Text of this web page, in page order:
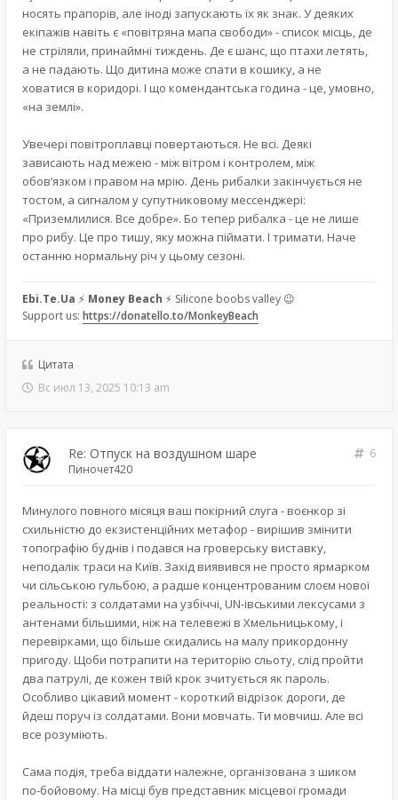
носять прапорів, але іноді запускають їх як знак. У деяких
екіпажів навіть є «повітряна мапа свободи» - список місць, де
не стріляли, принаймні тиждень. Де є шанс, що птахи летять,
а не падають. Що дитина може спати в кошику, а не
ховатися в коридорі. І що комендантська година - це, умовно,
«на землі».
Увечері повітроплавці повертаються. Не всі. Деякі
зависають над межею - між вітром і контролем, між
обов’язком і правом на мрію. День рибалки закінчується не
тостом, а сигналом у супутниковому мессенджері:
«Приземлилися. Все добре». Бо тепер рибалка - це не лише
про рибу. Це про тишу, яку можна піймати. І тримати. Наче
останню нормальну річ у цьому сезоні.
Ebi.Te.Ua ⚡ Money Beach ⚡ Silicone boobs valley 😉
Support us: https://donatello.to/MonkeyBeach
Цитата
Вс июл 13, 2025 10:13 am
Re: Отпуск на воздушном шаре
6
Пиночет420
Минулого повного місяця ваш покірний слуга - воєнкор зі
схильністю до екзистенційних метафор - вирішив змінити
топографію буднів і подався на гроверську виставку,
неподалік траси на Київ. Захід виявився не просто ярмарком
чи сільською гульбою, а радше концентрованим слоєм нової
реальності: з солдатами на узбіччі, UN-івськими лексусами з
антенами більшими, ніж на телевежі в Хмельницькому, і
перевірками, що більше скидались на малу прикордонну
пригоду. Щоби потрапити на територію сльоту, слід пройти
два патрулі, де кожен твій крок зчитується як пароль.
Особливо цікавий момент - короткий відрізок дороги, де
йдеш поруч із солдатами. Вони мовчать. Ти мовчиш. Але всі
все розуміють.
Сама подія, треба віддати належне, організована з шиком
по-бойовому. На місці був представник місцевої громади